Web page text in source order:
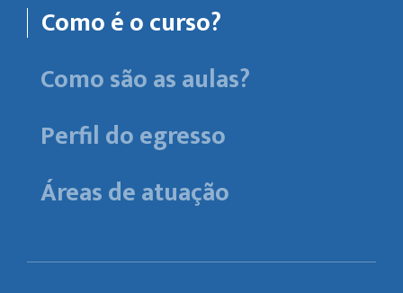
Como é o curso?
Como são as aulas?
Perfil do egresso
Áreas de atuação